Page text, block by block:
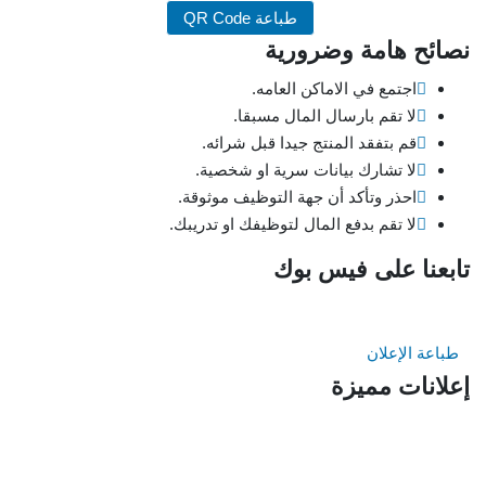
طباعة QR Code
نصائح هامة وضرورية
اجتمع في الاماكن العامه.
لا تقم بارسال المال مسبقا.
قم بتفقد المنتج جيدا قبل شرائه.
لا تشارك بيانات سرية او شخصية.
احذر وتأكد أن جهة التوظيف موثوقة.
لا تقم بدفع المال لتوظيفك او تدريبك.
تابعنا على فيس بوك
طباعة الإعلان
إعلانات مميزة